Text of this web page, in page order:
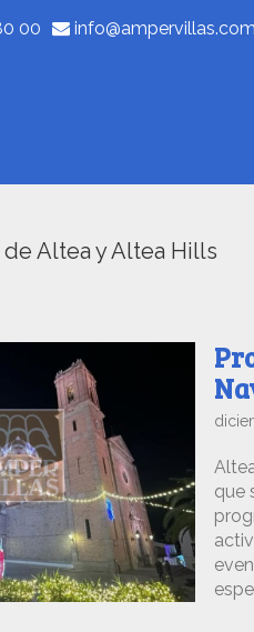
00 info@ampervillas.com
Altea y Altea Hills
que